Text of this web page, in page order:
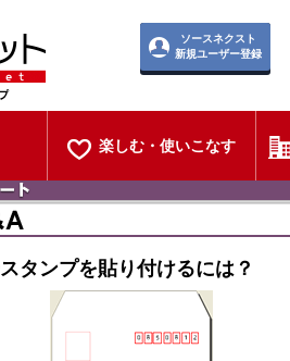
ソースネクスト
新規ユーザー登録
楽しむ・使いこなす
タンプを貼り付けるには？